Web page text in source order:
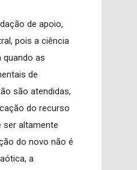
de apoio,
pois a ciência
quando as
de
são atendidas,
do recurso
ser altamente
do novo não é
a